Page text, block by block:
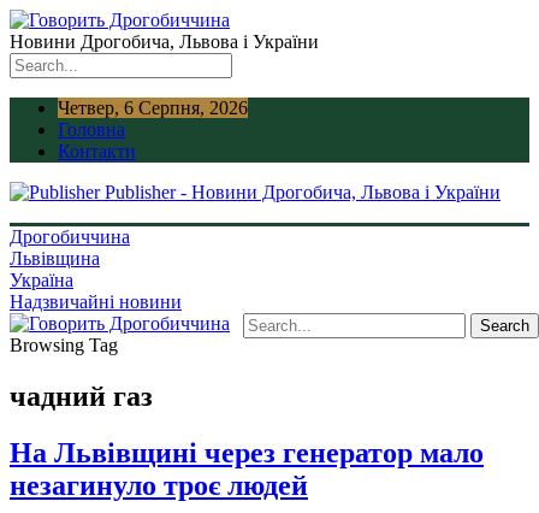
Новини Дрогобича, Львова і України
Четвер, 6 Серпня, 2026
Головна
Контакти
Publisher - Новини Дрогобича, Львова і України
Дрогобиччина
Львівщина
Україна
Надзвичайні новини
Browsing Tag
чадний газ
На Львівщині через генератор мало
незагинуло троє людей